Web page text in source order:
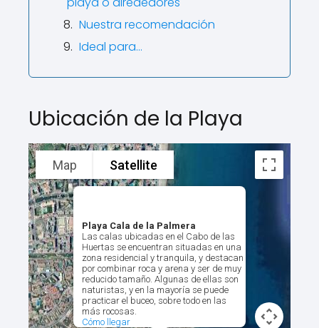
Nuestra recomendación
Ideal para…
Ubicación de la Playa
Playa Cala de la Palmera
Las calas ubicadas en el Cabo de las
Huertas se encuentran situadas en una
zona residencial y tranquila, y destacan
por combinar roca y arena y ser de muy
reducido tamaño. Algunas de ellas son
naturistas, y en la mayoría se puede
practicar el buceo, sobre todo en las
más rocosas.
Cómo llegar
Map Satellite